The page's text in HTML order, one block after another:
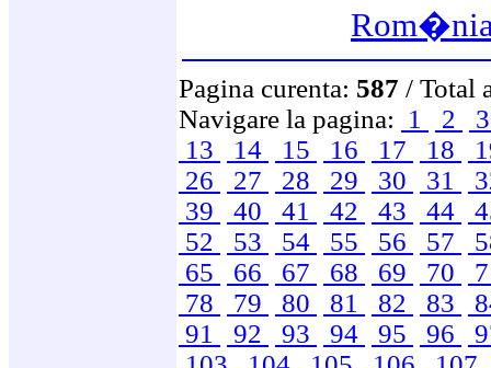
Pagina curenta: 587 / Total
Navigare la pagina: 1 2
13
14 15 16 17 18
26
27 28 29 30 31
39
40 41 42 43 44
52
53 54 55 56 57
65
66 67 68 69 70
78
79 80 81 82 83
91
92 93 94 95 96